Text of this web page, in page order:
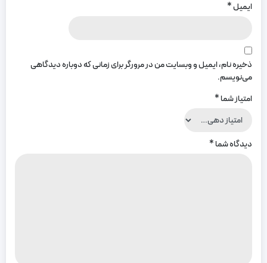
ایمیل*
ذخیره نام، ایمیل و وبسایت من در مرورگر برای زمانی که دوباره دیدگاهی
می‌نویسم.
امتیاز شما*
دیدگاه شما*